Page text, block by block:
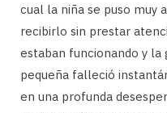
cual la niña se puso muy
recibirlo sin prestar
estaban funcionando y
pequeña falleció
en una profunda